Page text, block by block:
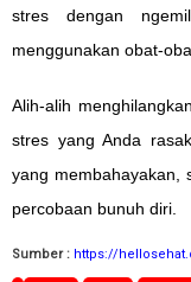
stres dengan
menggunakan obat-
Alih-alih
stres yang Anda
yang membahayakan,
percobaan bunuh diri.
Sumber : https://